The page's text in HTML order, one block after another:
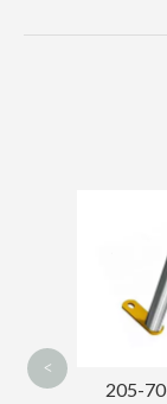
Perno
<